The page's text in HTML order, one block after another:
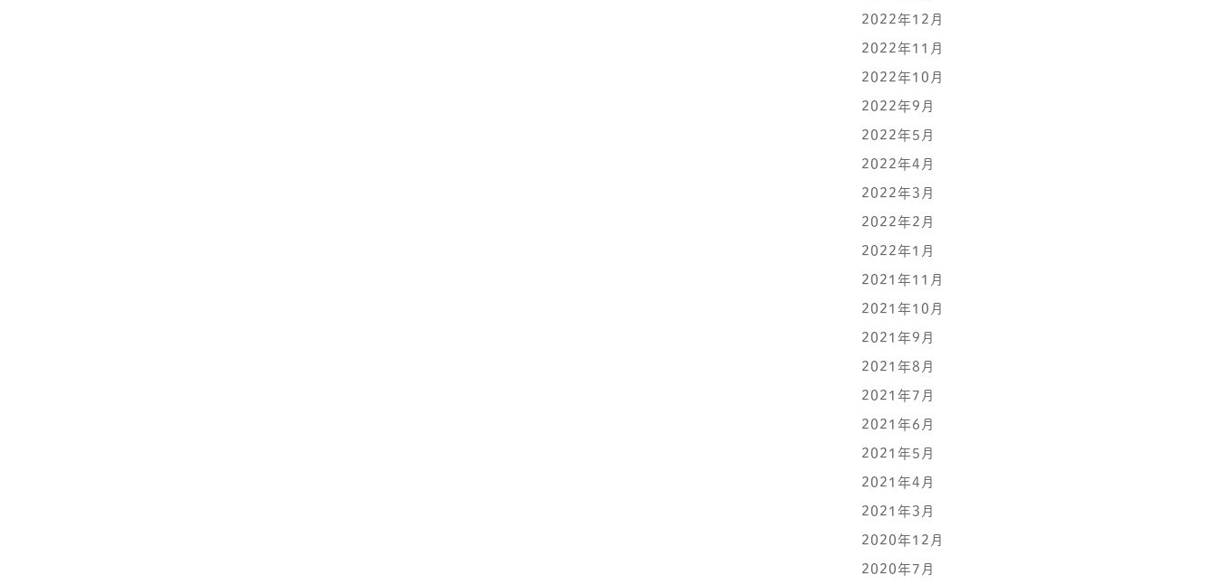
2022年12月
2022年11月
2022年10月
2022年9月
2022年5月
2022年4月
2022年3月
2022年2月
2022年1月
2021年11月
2021年10月
2021年9月
2021年8月
2021年7月
2021年6月
2021年5月
2021年4月
2021年3月
2020年12月
2020年7月